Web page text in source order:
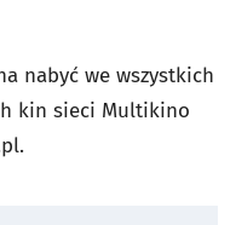
nabyć we wszystkich
kin sieci Multikino